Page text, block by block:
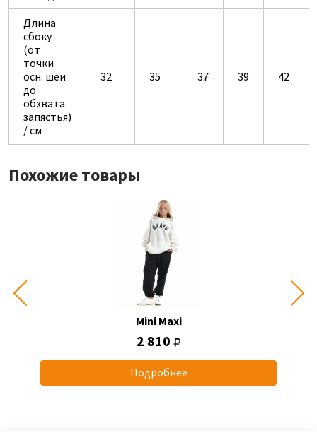
Длина
сбоку
(от
точки
осн. шеи
до
обхвата
запястья)
/ см
32 35 37 39 42
Похожие товары
Mini Maxi
2 810
Подробнее